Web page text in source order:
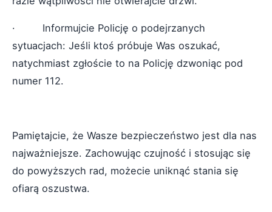
· Informujcie Policję o podejrzanych
sytuacjach: Jeśli ktoś próbuje Was oszukać,
natychmiast zgłoście to na Policję dzwoniąc pod
numer 112.
Pamiętajcie, że Wasze bezpieczeństwo jest dla nas
najważniejsze. Zachowując czujność i stosując się
do powyższych rad, możecie uniknąć stania się
ofiarą oszustwa.